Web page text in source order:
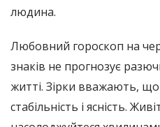
людина.
Любовний гороскоп на
знаків не прогнозує
житті. Зірки вважають,
стабільність і ясність.